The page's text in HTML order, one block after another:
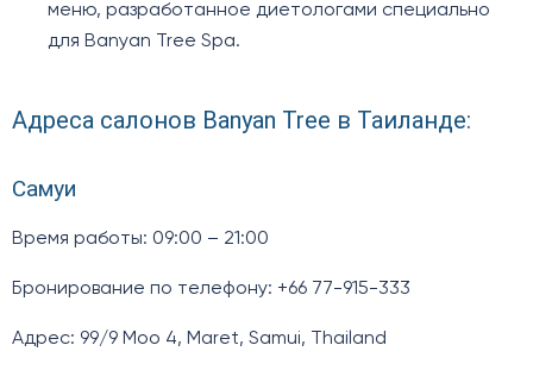
меню, разработанное диетологами специально
для Banyan Tree Spa.
Адреса салонов Banyan Tree в Таиланде:
Самуи
Время работы: 09:00 – 21:00
Бронирование по телефону: +66 77-915-333
Адрес: 99/9 Moo 4, Maret, Samui, Thailand